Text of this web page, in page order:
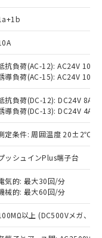
抗負荷(AC-12): AC24V 10A/
導負荷(AC-15): AC24V
抗負荷(DC-12): DC24V 8A/
導負荷(DC-13): DC24V 4A/
定条件: 周囲温度 20±2℃、
ッシュインPlus端子台
気的: 最大30回/分
械的: 最大60回/分
以上 (DC500Vメガ、点
同意のうえ
器事業取扱
標準価格
くもので
の中には、
商品もある
物質）の
能な商品で
質）の非含
予定のある
10物質）の
品を出す予
10物質）の
は確認中の
形物で、有
す。
部品として
場合などや
中国RoHSの
す。
中国RoHSの
ます。
うち、外国